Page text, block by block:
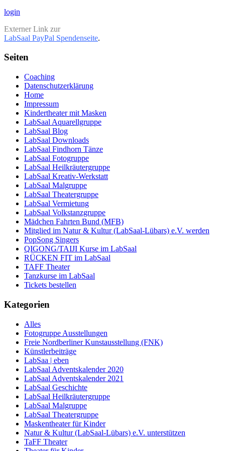
login
Externer Link zur
LabSaal PayPal Spendenseite.
Seiten
Coaching
Datenschutzerklärung
Home
Impressum
Kindertheater mit Masken
LabSaal Aquarellgruppe
LabSaal Blog
LabSaal Downloads
LabSaal Findhorn Tänze
LabSaal Fotogruppe
LabSaal Heilkräutergruppe
LabSaal Kreativ-Werkstatt
LabSaal Malgruppe
LabSaal Theatergruppe
LabSaal Vermietung
LabSaal Volkstanzgruppe
Mädchen Fahrten Bund (MFB)
Mitglied im Natur & Kultur (LabSaal-Lübars) e.V. werden
PopSong Singers
QIGONG/TAIJI Kurse im LabSaal
RÜCKEN FIT im LabSaal
TAFF Theater
Tanzkurse im LabSaal
Tickets bestellen
Kategorien
Alles
Fotogruppe Ausstellungen
Freie Nordberliner Kunstausstellung (FNK)
Künstlerbeiträge
LabSaa | eben
LabSaal Adventskalender 2020
LabSaal Adventskalender 2021
LabSaal Geschichte
LabSaal Heilkräutergruppe
LabSaal Malgruppe
LabSaal Theatergruppe
Maskentheater für Kinder
Natur & Kultur (LabSaal-Lübars) e.V. unterstützen
TaFF Theater